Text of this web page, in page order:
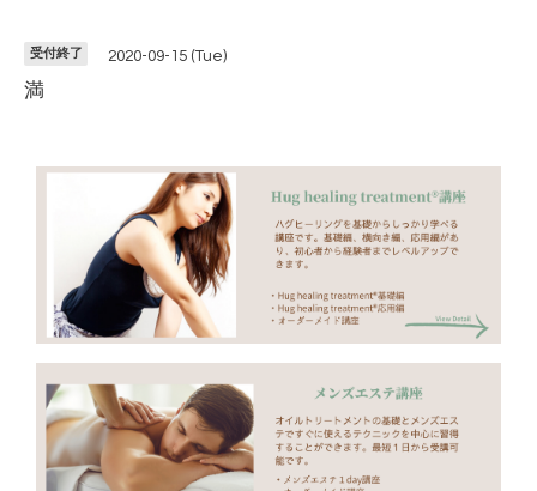
受付終了 2020-09-15 (Tue)
満